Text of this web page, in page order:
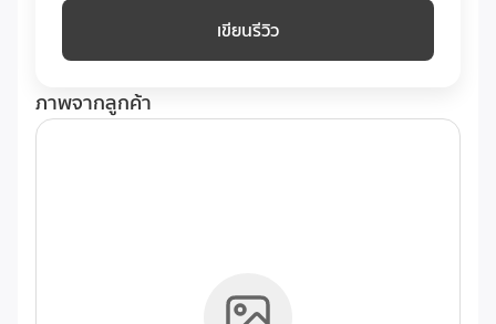
เขียนรีวิว
ภาพจากลูกค้า